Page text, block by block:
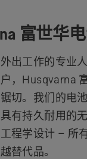
富世华
出工作的专业
，Husqvarna
切。我们的电
有持久耐用的
程学设计 – 所
替代品。